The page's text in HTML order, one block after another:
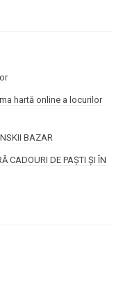
hartă online a locurilor
BAZAR
CADOURI DE PAȘTI ȘI ÎN